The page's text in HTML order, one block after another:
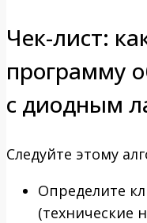
Чек-лист:
программу
с диодным
Следуйте этому
Определите
(технические